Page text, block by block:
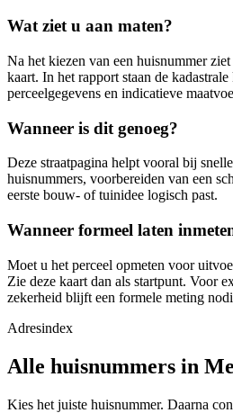
Wat ziet u aan maten?
Na het kiezen van een huisnummer
kaart. In het rapport staan de
perceelgegevens en indicatieve
Wanneer is dit genoeg?
Deze straatpagina helpt vooral bij
huisnummers, voorbereiden van een
eerste bouw- of tuinidee logisch past.
Wanneer formeel laten
Moet u het perceel opmeten voor
Zie deze kaart dan als startpunt. Voor
zekerheid blijft een formele meting
Adresindex
Alle huisnummers in
Kies het juiste huisnummer. Daarna